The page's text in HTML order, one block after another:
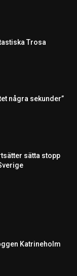
Trosa
några sekunder”
sätta stopp
Katrineholm